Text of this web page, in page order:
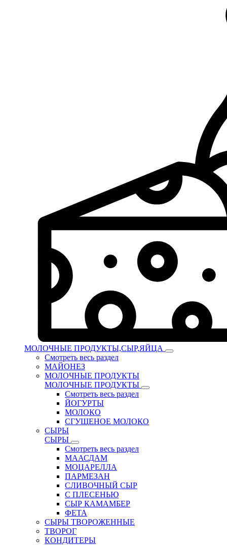
МОЛОЧНЫЕ ПРОДУКТЫ,СЫР,ЯЙЦА
Смотреть весь раздел
МАЙОНЕЗ
МОЛОЧНЫЕ ПРОДУКТЫ
МОЛОЧНЫЕ ПРОДУКТЫ
Смотреть весь раздел
ЙОГУРТЫ
МОЛОКО
СГУЩЕНОЕ МОЛОКО
СЫРЫ
СЫРЫ
Смотреть весь раздел
МААСДАМ
МОЦАРЕЛЛА
ПАРМЕЗАН
СЛИВОЧНЫЙ СЫР
С ПЛЕСЕНЬЮ
СЫР КАМАМБЕР
ФЕТА
СЫРЫ ТВОРОЖЕННЫЕ
ТВОРОГ
КОНДИТЕРЫ